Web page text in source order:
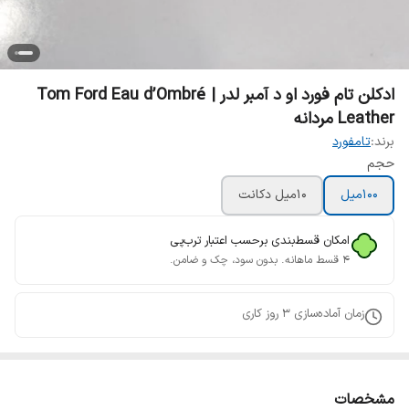
ادکلن تام فورد او د آمبر لدر | Tom Ford Eau d’Ombré
Leather مردانه
برند:تامفورد
حجم
100میل
10میل دکانت
امکان قسط‌بندی برحسب اعتبار ترب‌پی
۴ قسط ماهانه. بدون سود، چک و ضامن.
زمان آماده‌سازی 3 روز کاری
مشخصات